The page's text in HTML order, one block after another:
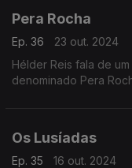
Pera Rocha
Ep. 36
23 out. 2024
Hélder Reis fala de
denominado Pera
Os Lusíadas
Ep. 35
16 out. 2024